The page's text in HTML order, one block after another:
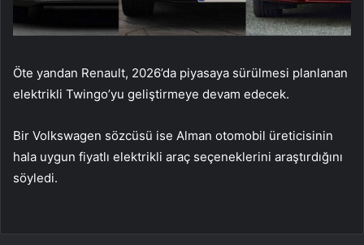
Öte yandan Renault, 2026’da piyasaya sürülmesi planlanan
elektrikli Twingo’yu geliştirmeye devam edecek.
Bir Volkswagen sözcüsü ise Alman otomobil üreticisinin
hala uygun fiyatlı elektrikli araç seçeneklerini araştırdığını
söyledi.